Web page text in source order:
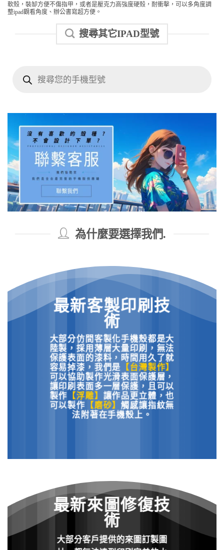
軟殼，裝缷方便不傷指甲，或者是壓克力高強度硬殼，耐衝擊，可以多角度調
整ipad觀看角度、辦公書寫超方便。
搜尋其它IPAD型號
search
為什麼要選擇我們.
最新客製印刷技
術
大部分仿間客製化手機殼都是大
陸製，採用薄層大量印刷，無法
保護表面的漆料，時間用久了就
容易掉漆， 我們是 【台灣製作】
可以協助製作光滑表面保護層，
讓印刷表面多一層保護，且可以
製作 【浮雕】 讓作品更立體，也
可以製作 【磨砂】 觸感讓指紋無
法附著在手機殼上。
最新來圖修復技
術
大部分客戶提供的來圖訂製圖